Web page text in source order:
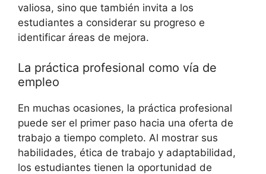
valiosa, sino que también invita⁣ a los
‌estudiantes a considerar⁤ su progreso e
identificar áreas de mejora.
La ​práctica profesional como vía‌ de
empleo
En muchas ocasiones, la práctica ⁣profesional​
puede ser el primer​ paso hacia una‌ oferta de
trabajo ‍a tiempo completo. Al mostrar sus
habilidades, ética de ⁣trabajo y adaptabilidad,
los estudiantes tienen la oportunidad de